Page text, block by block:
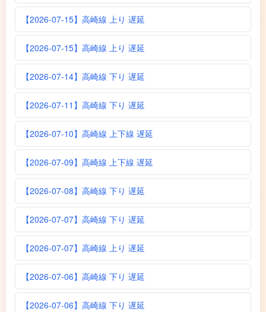
【2026-07-15】高崎線 上り 遅延
【2026-07-15】高崎線 上り 遅延
【2026-07-14】高崎線 下り 遅延
【2026-07-11】高崎線 下り 遅延
【2026-07-10】高崎線 上下線 遅延
【2026-07-09】高崎線 上下線 遅延
【2026-07-08】高崎線 下り 遅延
【2026-07-07】高崎線 下り 遅延
【2026-07-07】高崎線 上り 遅延
【2026-07-06】高崎線 下り 遅延
【2026-07-06】高崎線 下り 遅延